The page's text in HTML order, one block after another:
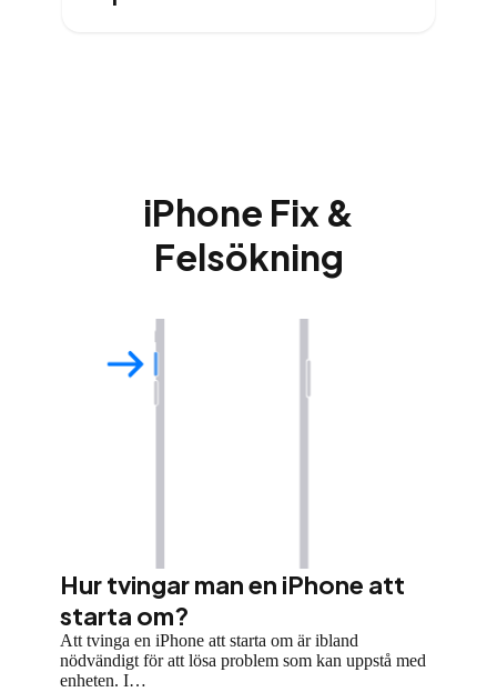
iPhone Fix &
Felsökning
Hur tvingar man en iPhone att
starta om?
Att tvinga en iPhone att starta om är ibland
nödvändigt för att lösa problem som kan uppstå med
enheten. I…